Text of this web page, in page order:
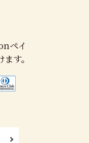
ペイ
す。